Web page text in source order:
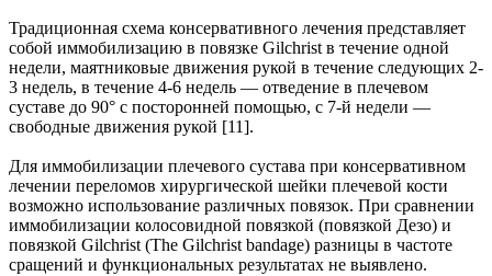
Традиционная схема консервативного лечения представляет
собой иммобилизацию в повязке Gilchrist в течение одной
недели, маятниковые движения рукой в течение следующих 2-
3 недель, в течение 4-6 недель — отведение в плечевом
суставе до 90° с посторонней помощью, с 7-й недели —
свободные движения рукой [11].
Для иммобилизации плечевого сустава при консервативном
лечении переломов хирургической шейки плечевой кости
возможно использование различных повязок. При сравнении
иммобилизации колосовидной повязкой (повязкой Дезо) и
повязкой Gilchrist (The Gilchrist bandage) разницы в частоте
сращений и функциональных результатах не выявлено.